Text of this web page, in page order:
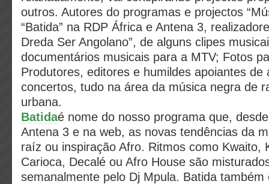
outros. Autores do programas e projectos
“Batida” na RDP África e Antena 3,
Dreda Ser Angolano”, de alguns clipes
documentários musicais para a MTV; Fotos
Produtores, editores e humildes apoiantes de
concertos, tudo na área da música negra de
urbana.
Batidaé nome do nosso programa que,
Antena 3 e na web, as novas tendências da
raíz ou inspiração Afro. Ritmos como Kwaito,
Carioca, Decalé ou Afro House são
semanalmente pelo Dj Mpula. Batida